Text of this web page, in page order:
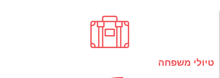
טיולי משפחה